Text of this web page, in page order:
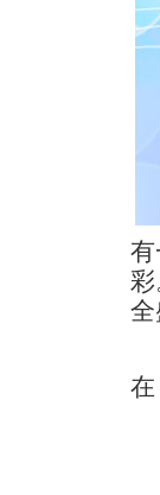
全
在